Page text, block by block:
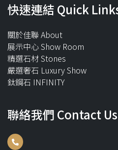
快速連結 Quick
關於佳聯 About
展示中心 Show Room
精選石材 Stones
嚴選奢石 Luxury Show
鈦鋼石 INFINITY
聯絡我們 Contact Us